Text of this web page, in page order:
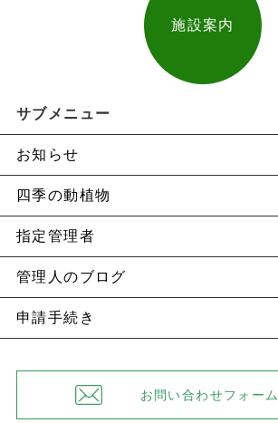
施設案内
サブメニュー
お知らせ
四季の動植物
指定管理者
管理人のブログ
申請手続き
お問い合わせフォーム